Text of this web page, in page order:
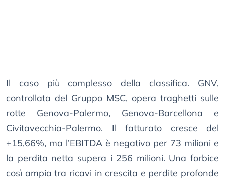
Il caso più complesso della classifica. GNV,
controllata del Gruppo MSC, opera traghetti sulle
rotte Genova-Palermo, Genova-Barcellona e
Civitavecchia-Palermo. Il fatturato cresce del
+15,66%, ma l’EBITDA è negativo per 73 milioni e
la perdita netta supera i 256 milioni. Una forbice
così ampia tra ricavi in crescita e perdite profonde